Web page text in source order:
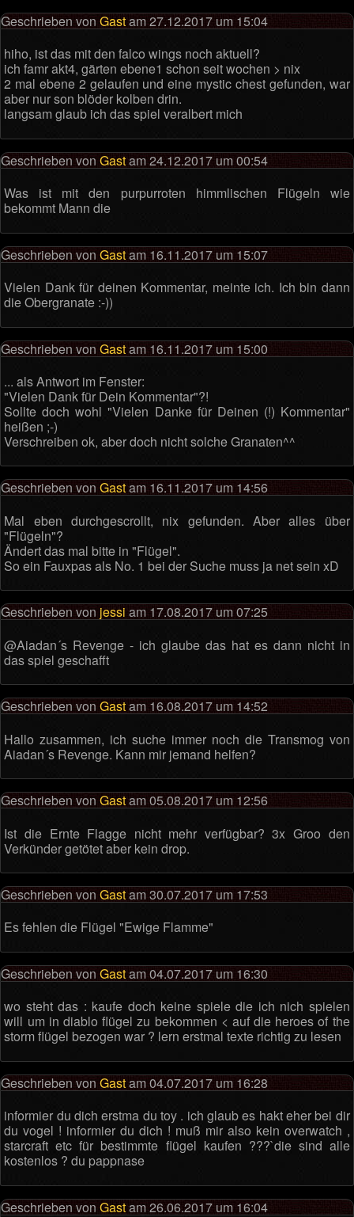
Geschrieben von Gastam 27.12.2017 um 15:04
hiho, ist das mit den falco wings noch aktuell?
ich famr akt4, gärten ebene1 schon seit wochen > nix
2 mal ebene 2 gelaufen und eine mystic chest gefunden, war
aber nur son blöder kolben drin.
langsam glaub ich das spiel veralbert mich
Geschrieben von Gastam 24.12.2017 um 00:54
Was ist mit den purpurroten himmlischen Flügeln wie
bekommt Mann die
Geschrieben von Gastam 16.11.2017 um 15:07
Vielen Dank für deinen Kommentar, meinte ich. Ich bin dann
die Obergranate :-))
Geschrieben von Gastam 16.11.2017 um 15:00
... als Antwort im Fenster:
"Vielen Dank für Dein Kommentar"?!
Sollte doch wohl "Vielen Danke für Deinen (!) Kommentar"
heißen ;-)
Verschreiben ok, aber doch nicht solche Granaten^^
Geschrieben von Gastam 16.11.2017 um 14:56
Mal eben durchgescrollt, nix gefunden. Aber alles über
"Flügeln"?
Ändert das mal bitte in "Flügel".
So ein Fauxpas als No. 1 bei der Suche muss ja net sein xD
Geschrieben von jessi am 17.08.2017 um 07:25
@Aiadan´s Revenge - ich glaube das hat es dann nicht in
das spiel geschafft
Geschrieben von Gastam 16.08.2017 um 14:52
Hallo zusammen, ich suche immer noch die Transmog von
Aiadan´s Revenge. Kann mir jemand helfen?
Geschrieben von Gastam 05.08.2017 um 12:56
Ist die Ernte Flagge nicht mehr verfügbar? 3x Groo den
Verkünder getötet aber kein drop.
Geschrieben von Gastam 30.07.2017 um 17:53
Es fehlen die Flügel "Ewige Flamme"
Geschrieben von Gastam 04.07.2017 um 16:30
wo steht das : kaufe doch keine spiele die ich nich spielen
will um in diablo flügel zu bekommen < auf die heroes of the
storm flügel bezogen war ? lern erstmal texte richtig zu lesen
Geschrieben von Gastam 04.07.2017 um 16:28
informier du dich erstma du toy . ich glaub es hakt eher bei dir
du vogel ! informier du dich ! muß mir also kein overwatch ,
starcraft etc für bestimmte flügel kaufen ???`die sind alle
kostenlos ? du pappnase
Geschrieben von Gastam 26.06.2017 um 16:04